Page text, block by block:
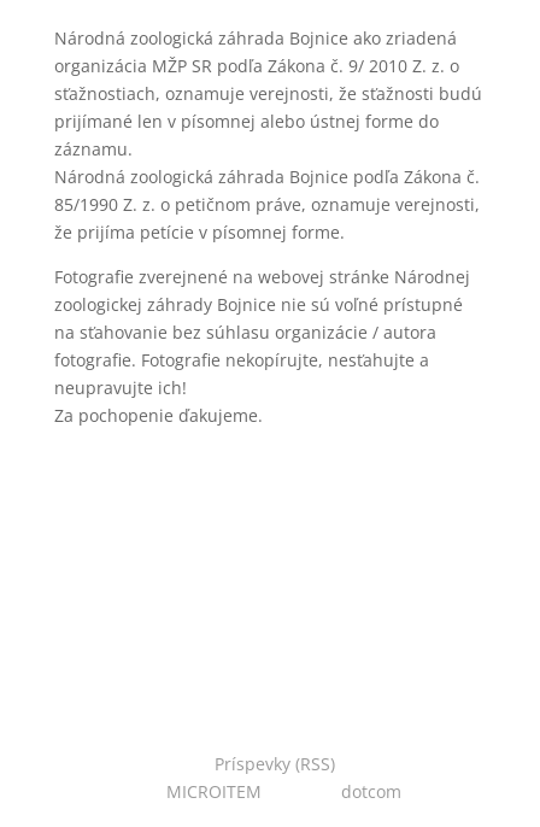
Národná zoologická záhrada Bojnice ako zriadená
organizácia MŽP SR podľa Zákona č. 9/ 2010 Z. z. o
sťažnostiach, oznamuje verejnosti, že sťažnosti budú
prijímané len v písomnej alebo ústnej forme do
záznamu.
Národná zoologická záhrada Bojnice podľa Zákona č.
85/1990 Z. z. o petičnom práve, oznamuje verejnosti,
že prijíma petície v písomnej forme.
Fotografie zverejnené na webovej stránke Národnej
zoologickej záhrady Bojnice nie sú voľné prístupné
na sťahovanie bez súhlasu organizácie / autora
fotografie. Fotografie nekopírujte, nesťahujte a
neupravujte ich!
Za pochopenie ďakujeme.
Príspevky (RSS)
MICROITEM dotcom